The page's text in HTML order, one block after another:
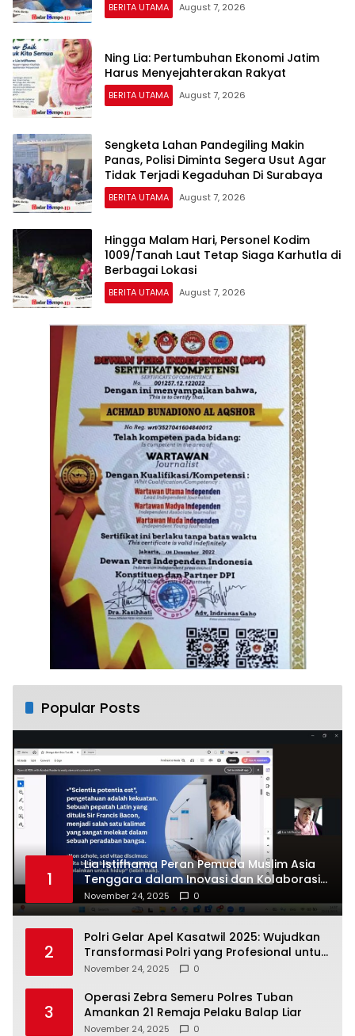
BERITA UTAMA August 7, 2026
Ning Lia: Pertumbuhan Ekonomi Jatim
Harus Menyejahterakan Rakyat
BERITA UTAMA August 7, 2026
Sengketa Lahan Pandegiling Makin
Panas, Polisi Diminta Segera Usut Agar
Tidak Terjadi Kegaduhan Di Surabaya
BERITA UTAMA August 7, 2026
Hingga Malam Hari, Personel Kodim
1009/Tanah Laut Tetap Siaga Karhutla di
Berbagai Lokasi
BERITA UTAMA August 7, 2026
Popular Posts
1
Lia Istifhama Peran Pemuda Muslim Asia
Tenggara dalam Inovasi dan Kolaborasi
Internasional
November 24, 2025 0
2
Polri Gelar Apel Kasatwil 2025: Wujudkan
Transformasi Polri yang Profesional untuk
Masyarakat
November 24, 2025 0
3
Operasi Zebra Semeru Polres Tuban
Amankan 21 Remaja Pelaku Balap Liar
November 24, 2025 0